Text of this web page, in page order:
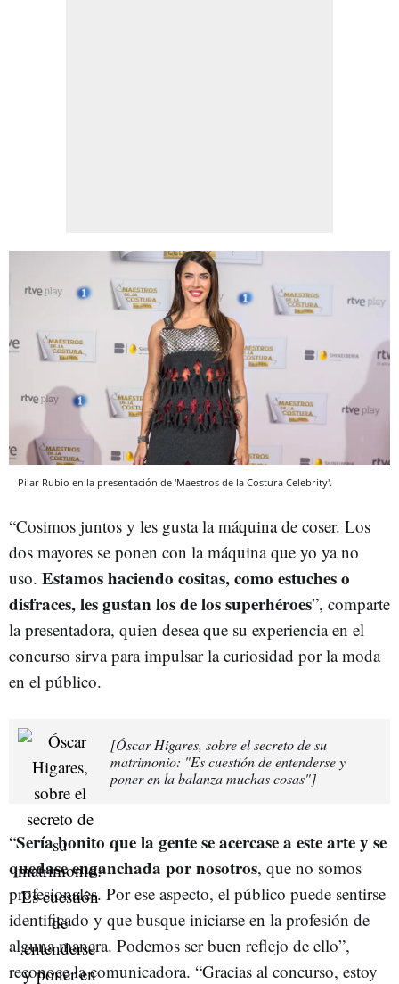
Pilar Rubio en la presentación de 'Maestros de la Costura Celebrity'.
“Cosimos juntos y les gusta la máquina de coser. Los
dos mayores se ponen con la máquina que yo ya no
uso. Estamos haciendo cositas, como estuches o
disfraces, les gustan los de los superhéroes”, comparte
la presentadora, quien desea que su experiencia en el
concurso sirva para impulsar la curiosidad por la moda
en el público.
[Óscar Higares, sobre el secreto de su
matrimonio: "Es cuestión de entenderse y
poner en la balanza muchas cosas"]
“Sería bonito que la gente se acercase a este arte y se
quedase enganchada por nosotros, que no somos
profesionales. Por ese aspecto, el público puede sentirse
identificado y que busque iniciarse en la profesión de
alguna manera. Podemos ser buen reflejo de ello”,
reconoce la comunicadora. “Gracias al concurso, estoy